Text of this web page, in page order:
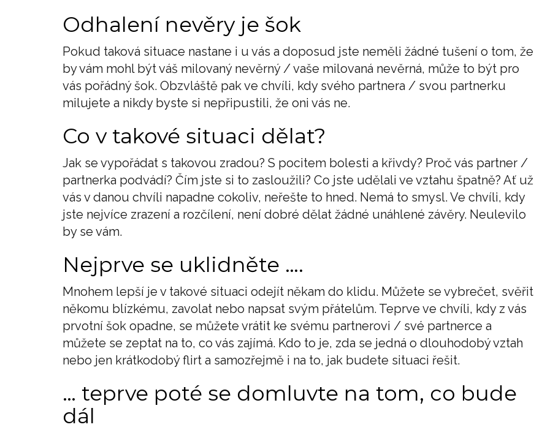
Odhalení nevěry je šok
Pokud taková situace nastane i u vás a doposud jste neměli žádné tušení o tom, že
by vám mohl být váš milovaný nevěrný / vaše milovaná nevěrná, může to být pro
vás pořádný šok. Obzvláště pak ve chvíli, kdy svého partnera / svou partnerku
milujete a nikdy byste si nepřipustili, že oni vás ne.
Co v takové situaci dělat?
Jak se vypořádat s takovou zradou? S pocitem bolesti a křivdy? Proč vás partner /
partnerka podvádí? Čím jste si to zasloužili? Co jste udělali ve vztahu špatně? Ať už
vás v danou chvíli napadne cokoliv, neřešte to hned. Nemá to smysl. Ve chvíli, kdy
jste nejvíce zrazení a rozčílení, není dobré dělat žádné unáhlené závěry. Neulevilo
by se vám.
Nejprve se uklidněte ….
Mnohem lepší je v takové situaci odejít někam do klidu. Můžete se vybrečet, svěřit
někomu blízkému, zavolat nebo napsat svým přátelům. Teprve ve chvíli, kdy z vás
prvotní šok opadne, se můžete vrátit ke svému partnerovi / své partnerce a
můžete se zeptat na to, co vás zajímá. Kdo to je, zda se jedná o dlouhodobý vztah
nebo jen krátkodobý flirt a samozřejmě i na to, jak budete situaci řešit.
… teprve poté se domluvte na tom, co bude
dál